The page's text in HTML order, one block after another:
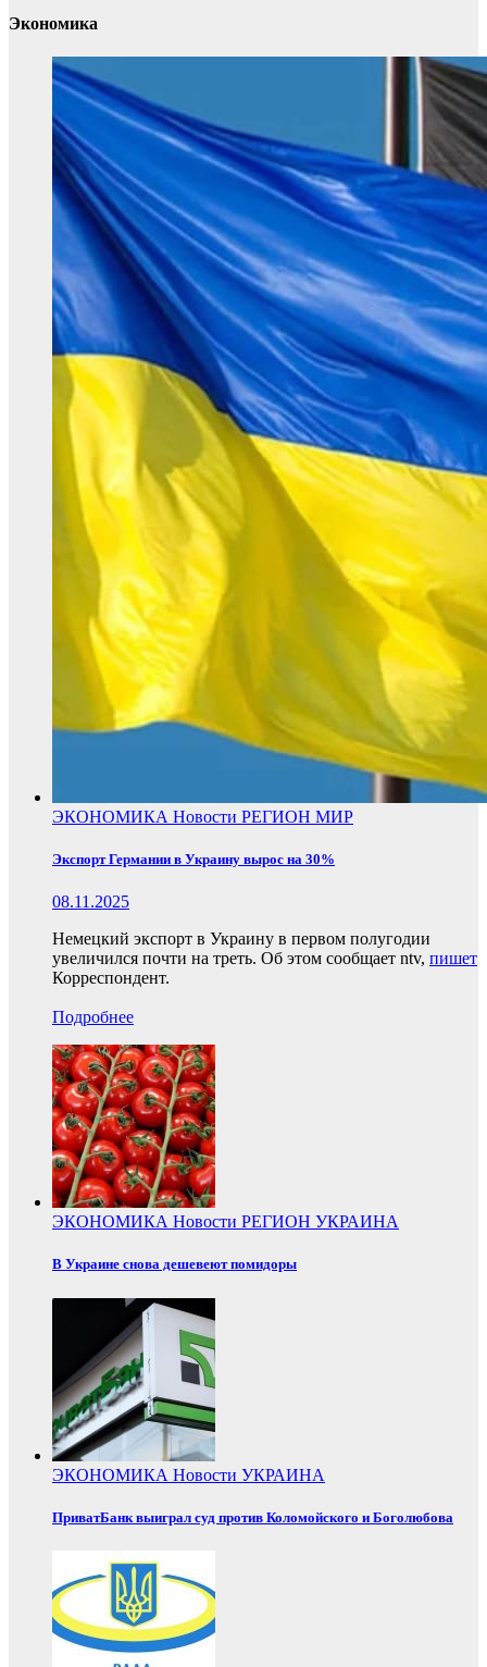
Экономика
ЭКОНОМИКА Новости РЕГИОН МИР
Экспорт Германии в Украину вырос на 30%
08.11.2025
Немецкий экспорт в Украину в первом полугодии
увеличился почти на треть. Об этом сообщает ntv, пишет
Корреспондент.
Подробнее
ЭКОНОМИКА Новости РЕГИОН УКРАИНА
В Украине снова дешевеют помидоры
ЭКОНОМИКА Новости УКРАИНА
ПриватБанк выиграл суд против Коломойского и Боголюбова